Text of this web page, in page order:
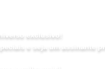
exclusivo!
e seja um assinante